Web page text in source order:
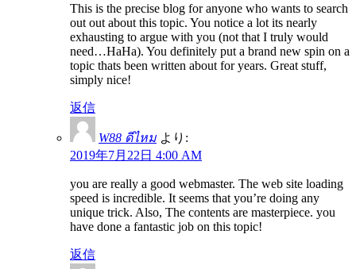
This is the precise blog for anyone who wants to search
out out about this topic. You notice a lot its nearly
exhausting to argue with you (not that I truly would
need…HaHa). You definitely put a brand new spin on a
topic thats been written about for years. Great stuff,
simply nice!
返信
W88 ดีไหม より:
2019年7月22日 4:00 AM
you are really a good webmaster. The web site loading
speed is incredible. It seems that you’re doing any
unique trick. Also, The contents are masterpiece. you
have done a fantastic job on this topic!
返信